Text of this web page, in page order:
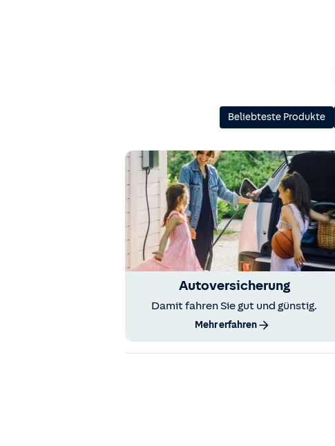
Beliebteste Produkte
Autoversicherung
Damit fahren Sie gut und günstig.
Mehr erfahren